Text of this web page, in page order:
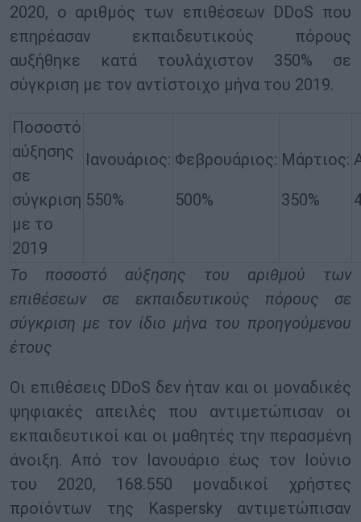
2020, ο αριθμός των επιθέσεων DDoS που
επηρέασαν εκπαιδευτικούς πόρους
αυξήθηκε κατά τουλάχιστον 350% σε
σύγκριση με τον αντίστοιχο μήνα του 2019.
Ποσοστό
αύξησης
σε
σύγκριση
με το
2019
Ιανουάριος:
550%
Φεβρουάριος:
500%
Μάρτιος:
350%
Το ποσοστό αύξησης του αριθμού των
επιθέσεων σε εκπαιδευτικούς πόρους σε
σύγκριση με τον ίδιο μήνα του προηγούμενου
έτους
Οι επιθέσεις DDoS δεν ήταν και οι μοναδικές
ψηφιακές απειλές που αντιμετώπισαν οι
εκπαιδευτικοί και οι μαθητές την περασμένη
άνοιξη. Από τον Ιανουάριο έως τον Ιούνιο
του 2020, 168.550 μοναδικοί χρήστες
προϊόντων της Kaspersky αντιμετώπισαν